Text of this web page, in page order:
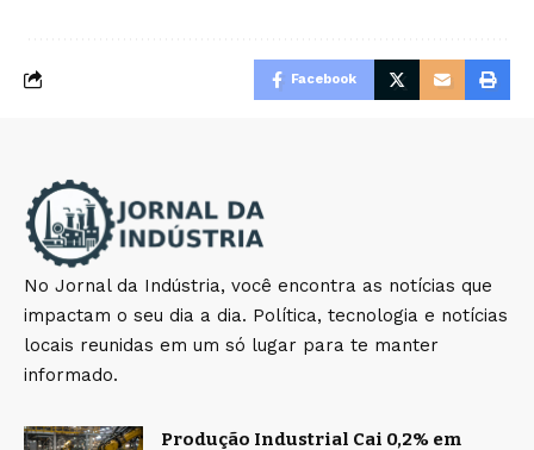
Facebook
No Jornal da Indústria, você encontra as notícias que
impactam o seu dia a dia. Política, tecnologia e notícias
locais reunidas em um só lugar para te manter
informado.
Produção Industrial Cai 0,2% em